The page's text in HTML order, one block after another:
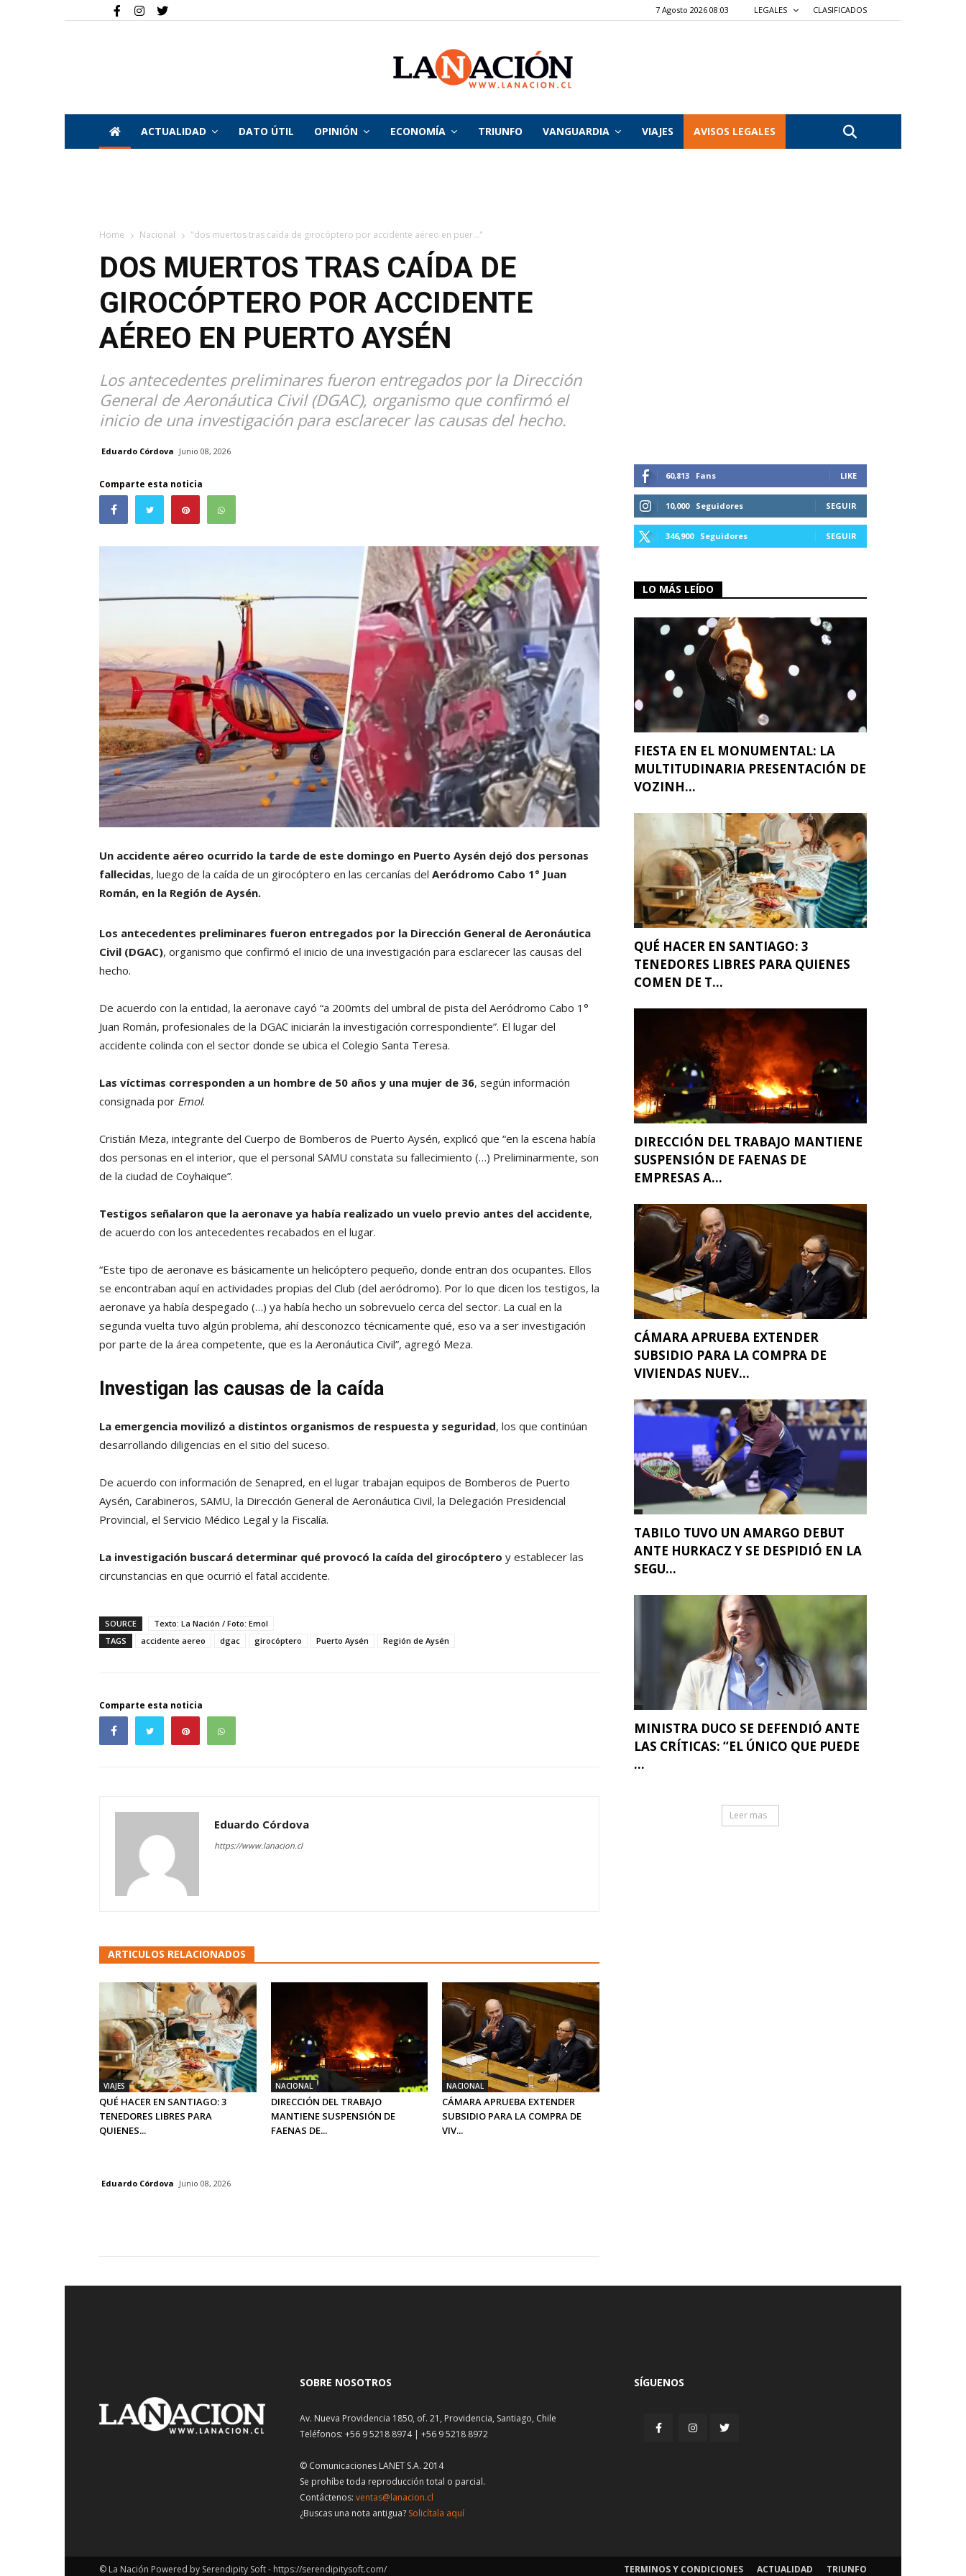
7 Agosto 2026 08:03 LEGALES CLASIFICADOS
La
ACTUALIDAD DATO ÚTIL OPINIÓN ECONOMÍA TRIUNFO VANGUARDIA VIAJES AVISOS LEGALES
Home Nacional "dos muertos tras caída de girocóptero por accidente aéreo en puer..."
DOS MUERTOS TRAS CAÍDA DE
GIROCÓPTERO POR ACCIDENTE
AÉREO EN PUERTO AYSÉN
Los antecedentes preliminares fueron entregados por la Dirección
General de Aeronáutica Civil (DGAC), organismo que confirmó el
inicio de una investigación para esclarecer las causas del hecho.
Eduardo Córdova Junio 08, 2026
Comparte esta noticia
Un accidente aéreo ocurrido la tarde de este domingo en Puerto Aysén dejó dos personas
fallecidas, luego de la caída de un girocóptero en las cercanías del Aeródromo Cabo 1° Juan
Román, en la Región de Aysén.
Los antecedentes preliminares fueron entregados por la Dirección General de Aeronáutica
Civil (DGAC), organismo que confirmó el inicio de una investigación para esclarecer las causas del
hecho.
De acuerdo con la entidad, la aeronave cayó “a 200mts del umbral de pista del Aeródromo Cabo 1°
Juan Román, profesionales de la DGAC iniciarán la investigación correspondiente”. El lugar del
accidente colinda con el sector donde se ubica el Colegio Santa Teresa.
Las víctimas corresponden a un hombre de 50 años y una mujer de 36, según información
consignada por Emol.
Cristián Meza, integrante del Cuerpo de Bomberos de Puerto Aysén, explicó que “en la escena había
dos personas en el interior, que el personal SAMU constata su fallecimiento (…) Preliminarmente, son
de la ciudad de Coyhaique”.
Testigos señalaron que la aeronave ya había realizado un vuelo previo antes del accidente,
de acuerdo con los antecedentes recabados en el lugar.
“Este tipo de aeronave es básicamente un helicóptero pequeño, donde entran dos ocupantes. Ellos
se encontraban aquí en actividades propias del Club (del aeródromo). Por lo que dicen los testigos, la
aeronave ya había despegado (…) ya había hecho un sobrevuelo cerca del sector. La cual en la
segunda vuelta tuvo algún problema, ahí desconozco técnicamente qué, eso va a ser investigación
por parte de la área competente, que es la Aeronáutica Civil”, agregó Meza.
Investigan las causas de la caída
La emergencia movilizó a distintos organismos de respuesta y seguridad, los que continúan
desarrollando diligencias en el sitio del suceso.
De acuerdo con información de Senapred, en el lugar trabajan equipos de Bomberos de Puerto
Aysén, Carabineros, SAMU, la Dirección General de Aeronáutica Civil, la Delegación Presidencial
Provincial, el Servicio Médico Legal y la Fiscalía.
La investigación buscará determinar qué provocó la caída del girocóptero y establecer las
circunstancias en que ocurrió el fatal accidente.
SOURCE
Texto: La Nación / Foto: Emol
TAGS
accidente aereo dgac girocóptero Puerto Aysén Región de Aysén
Comparte esta noticia
Eduardo Córdova
https://www.lanacion.cl
ARTICULOS RELACIONADOS
VIAJES
QUÉ HACER EN SANTIAGO: 3
TENEDORES LIBRES PARA
QUIENES...
NACIONAL
DIRECCIÓN DEL TRABAJO
MANTIENE SUSPENSIÓN DE
FAENAS DE...
NACIONAL
CÁMARA APRUEBA EXTENDER
SUBSIDIO PARA LA COMPRA DE
VIV...
60,813 Fans LIKE
10,000 Seguidores SEGUIR
346,900 Seguidores SEGUIR
LO MÁS LEÍDO
FIESTA EN EL MONUMENTAL: LA
MULTITUDINARIA PRESENTACIÓN DE
VOZINH...
QUÉ HACER EN SANTIAGO: 3
TENEDORES LIBRES PARA QUIENES
COMEN DE T...
DIRECCIÓN DEL TRABAJO MANTIENE
SUSPENSIÓN DE FAENAS DE
EMPRESAS A...
CÁMARA APRUEBA EXTENDER
SUBSIDIO PARA LA COMPRA DE
VIVIENDAS NUEV...
TABILO TUVO UN AMARGO DEBUT
ANTE HURKACZ Y SE DESPIDIÓ EN LA
SEGU...
MINISTRA DUCO SE DEFENDIÓ ANTE
LAS CRÍTICAS: “EL ÚNICO QUE PUEDE
...
Leer mas
Eduardo Córdova Junio 08, 2026
SOBRE NOSOTROS
Av. Nueva Providencia 1850, of. 21, Providencia, Santiago, Chile
Teléfonos: +56 9 5218 8974 | +56 9 5218 8972
© Comunicaciones LANET S.A. 2014
Se prohíbe toda reproducción total o parcial.
Contáctenos: ventas@lanacion.cl
¿Buscas una nota antigua? Solicítala aquí
SÍGUENOS
TERMINOS Y CONDICIONES ACTUALIDAD TRIUNFO
© La Nación Powered by Serendipity Soft - https://serendipitysoft.com/